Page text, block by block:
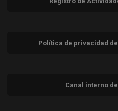
Política de privacidad
Canal interno